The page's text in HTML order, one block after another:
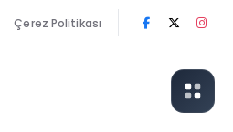
Çerez Politikası